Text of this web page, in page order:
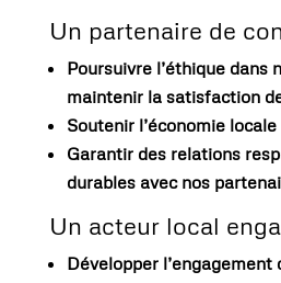
Un partenaire de
Poursuivre l’éthique dans
maintenir la satisfaction
Soutenir l’économie locale
Garantir des relations
durables avec nos
Un acteur local
Développer l’engagement